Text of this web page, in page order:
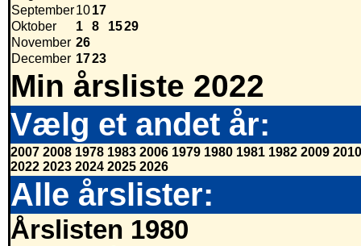
September1017
Oktober
1 8 1529
November 26
December 1723
Min årsliste 2022
Vælg et andet år:
2007 2008 1978 1983 2006 1979 1980 1981 1982 2009 2010
2022 2023 2024 2025 2026
Alle årslister:
Årslisten 1980